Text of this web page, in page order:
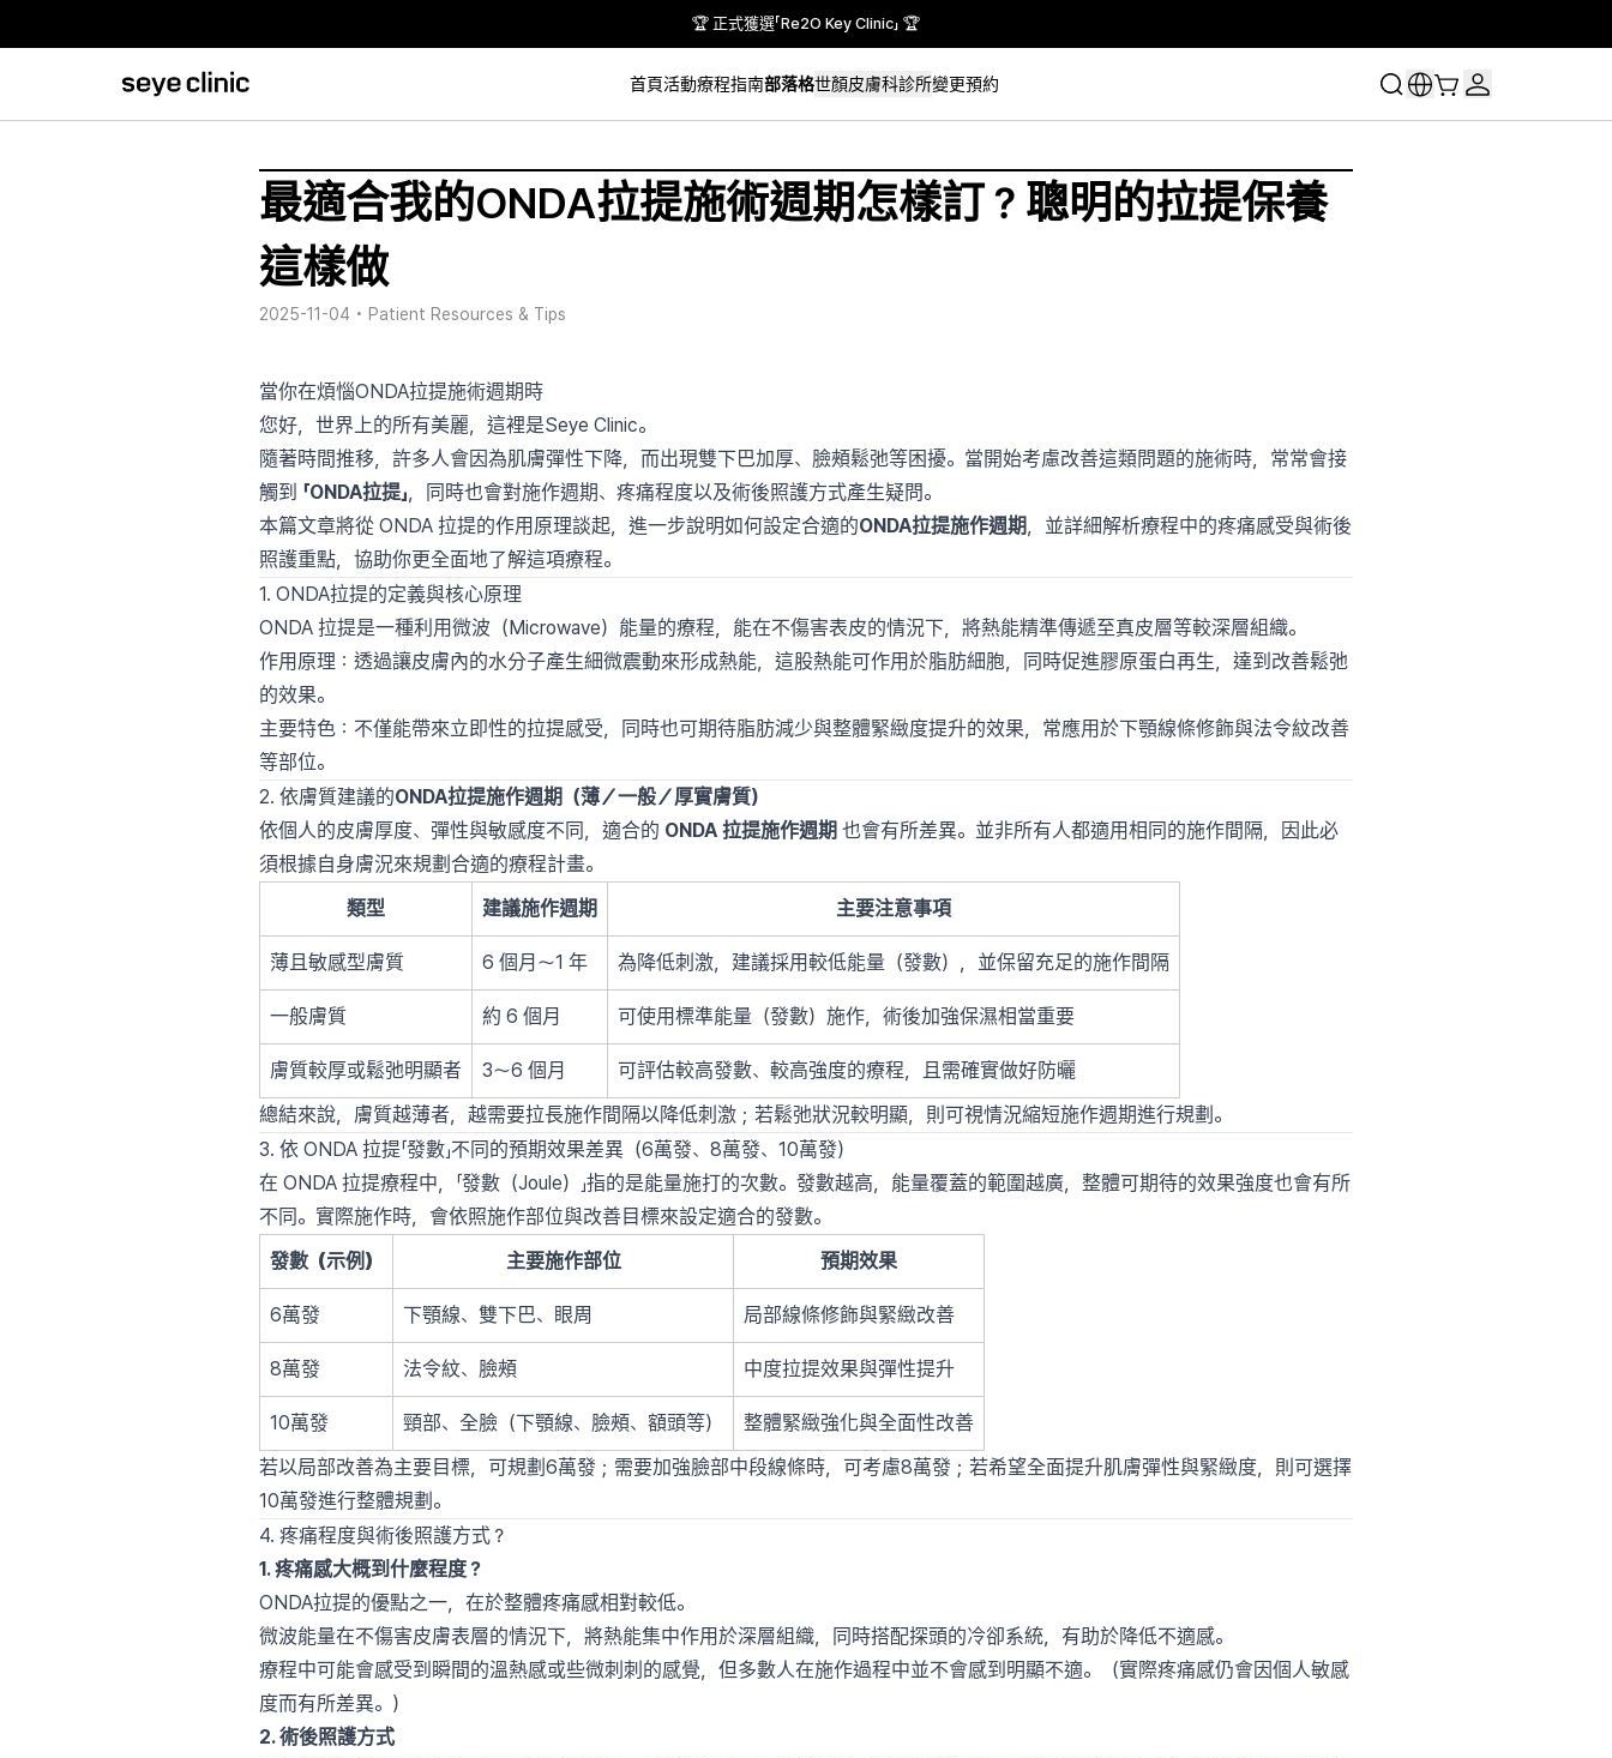
🏆 正式獲選「Re2O Key Clinic」 🏆
首頁活動療程指南部落格世顏皮膚科診所變更預約
最適合我的ONDA拉提施術週期怎樣訂？聰明的拉提保養
這樣做
2025-11-04 • Patient Resources & Tips
當你在煩惱ONDA拉提施術週期時
您好，世界上的所有美麗，這裡是Seye Clinic。
隨著時間推移，許多人會因為肌膚彈性下降，而出現雙下巴加厚、臉頰鬆弛等困擾。當開始考慮改善這類問題的施術時，常常會接
觸到 「ONDA拉提」，同時也會對施作週期、疼痛程度以及術後照護方式產生疑問。
本篇文章將從 ONDA 拉提的作用原理談起，進一步說明如何設定合適的ONDA拉提施作週期，並詳細解析療程中的疼痛感受與術後
照護重點，協助你更全面地了解這項療程。
1. ONDA拉提的定義與核心原理
ONDA 拉提是一種利用微波（Microwave）能量的療程，能在不傷害表皮的情況下，將熱能精準傳遞至真皮層等較深層組織。
作用原理：透過讓皮膚內的水分子產生細微震動來形成熱能，這股熱能可作用於脂肪細胞，同時促進膠原蛋白再生，達到改善鬆弛
的效果。
主要特色：不僅能帶來立即性的拉提感受，同時也可期待脂肪減少與整體緊緻度提升的效果，常應用於下顎線條修飾與法令紋改善
等部位。
2. 依膚質建議的ONDA拉提施作週期（薄／一般／厚實膚質）
依個人的皮膚厚度、彈性與敏感度不同，適合的 ONDA 拉提施作週期 也會有所差異。並非所有人都適用相同的施作間隔，因此必
須根據自身膚況來規劃合適的療程計畫。
類型
建議施作週期 主要注意事項
薄且敏感型膚質 6 個月～1 年 為降低刺激，建議採用較低能量（發數），並保留充足的施作間隔
一般膚質 約 6 個月 可使用標準能量（發數）施作，術後加強保濕相當重要
膚質較厚或鬆弛明顯者 3～6 個月
可評估較高發數、較高強度的療程，且需確實做好防曬
總結來說，膚質越薄者，越需要拉長施作間隔以降低刺激；若鬆弛狀況較明顯，則可視情況縮短施作週期進行規劃。
3. 依 ONDA 拉提「發數」不同的預期效果差異（6萬發、8萬發、10萬發）
在 ONDA 拉提療程中，「發數（Joule）」指的是能量施打的次數。發數越高，能量覆蓋的範圍越廣，整體可期待的效果強度也會有所
不同。實際施作時，會依照施作部位與改善目標來設定適合的發數。
發數（示例）
主要施作部位 預期效果
6萬發 下顎線、雙下巴、眼周 局部線條修飾與緊緻改善
8萬發 法令紋、臉頰 中度拉提效果與彈性提升
10萬發 頸部、全臉（下顎線、臉頰、額頭等）
整體緊緻強化與全面性改善
若以局部改善為主要目標，可規劃6萬發；需要加強臉部中段線條時，可考慮8萬發；若希望全面提升肌膚彈性與緊緻度，則可選擇
10萬發進行整體規劃。
4. 疼痛程度與術後照護方式？
1. 疼痛感大概到什麼程度？
ONDA拉提的優點之一，在於整體疼痛感相對較低。
微波能量在不傷害皮膚表層的情況下，將熱能集中作用於深層組織，同時搭配探頭的冷卻系統，有助於降低不適感。
療程中可能會感受到瞬間的溫熱感或些微刺刺的感覺，但多數人在施作過程中並不會感到明顯不適。（實際疼痛感仍會因個人敏感
度而有所差異。）
2. 術後照護方式